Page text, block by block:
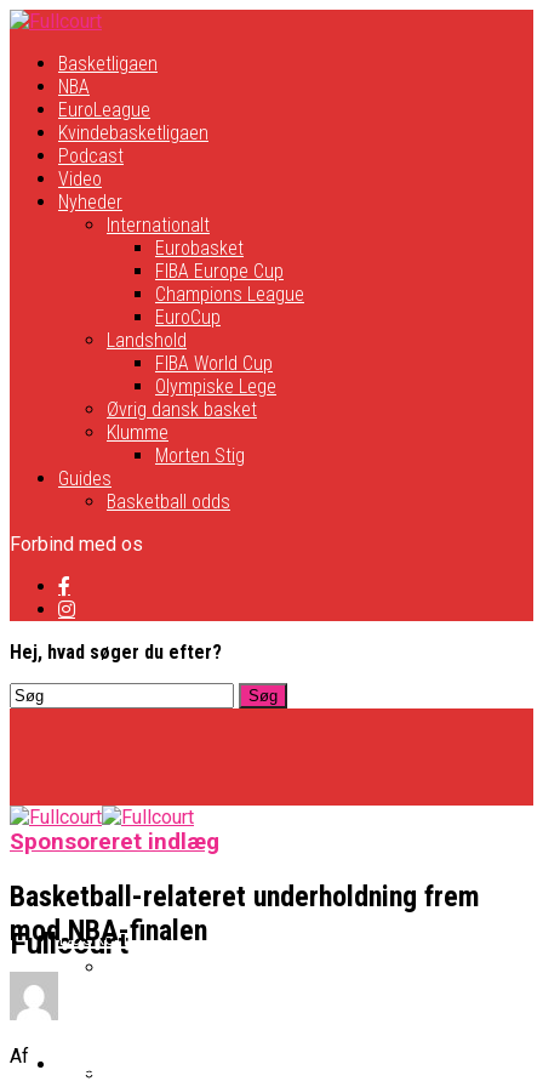
Basketligaen
NBA
EuroLeague
Kvindebasketligaen
Podcast
Video
Nyheder
Internationalt
Eurobasket
FIBA Europe Cup
Champions League
EuroCup
Landshold
FIBA World Cup
Olympiske Lege
Øvrig dansk basket
Klumme
Morten Stig
Guides
Basketball odds
Forbind med os
Hej, hvad søger du efter?
Fullcourt
Basketligaen
NBA
Sponsoreret indlæg
Basketball-relateret underholdning frem
mod NBA-finalen
Af